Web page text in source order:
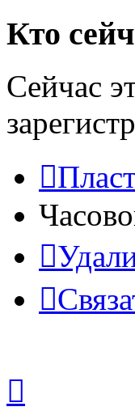
Кто
Сейчас